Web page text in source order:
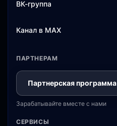
ВК-группа
Канал в MAX
ПАРТНЕРАМ
Партнерская программа
Зарабатывайте вместе с нами
СЕРВИСЫ